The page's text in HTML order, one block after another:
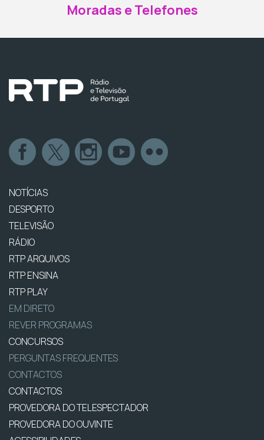
Moradas e Telefones
NOTÍCIAS
DESPORTO
TELEVISÃO
RÁDIO
RTP ARQUIVOS
RTP ENSINA
RTP PLAY
EM DIRETO
REVER PROGRAMAS
CONCURSOS
PERGUNTAS FREQUENTES
CONTACTOS
CONTACTOS
PROVEDORA DO TELESPECTADOR
PROVEDORA DO OUVINTE